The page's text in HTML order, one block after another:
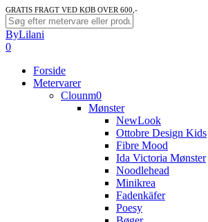
Skip
to
main
content
GRATIS FRAGT VED KØB OVER 600,-
Close
Search
ByLilani
search
account
0
Forside
Metervarer
Clounm0
Mønster
NewLook
Ottobre Design Kids
Fibre Mood
Ida Victoria Mønster
Noodlehead
Minikrea
Fadenkäfer
Poesy